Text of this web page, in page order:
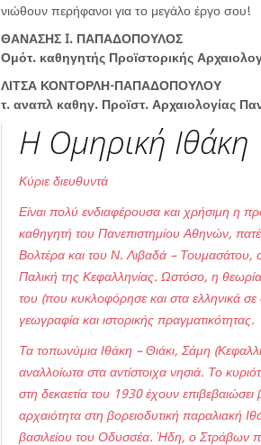
νιώθουν περήφανοι για το μεγάλο έργο σου!
ΘΑΝΑΣΗΣ I. ΠΑΠΑΔΟΠΟΥΛΟΣ
Ομότ. καθηγητής Προϊστορικής
ΛΙΤΣΑ ΚΟΝΤΟΡΛΗ-ΠΑΠΑΔΟΠΟΥΛΟΥ
τ. αναπλ καθηγ. Προϊστ. Αρχαιολογίας
Η Ομηρική Ιθάκη
Κύριε διευθυντά
Είναι πολύ ενδιαφέρουσα και χρήσιμη η
καθηγητή του Πανεπιστημίου Αθηνών,
Βολτέρα και του Ν. Λιβαδά – Τουμασάτου,
Παλική της Κεφαλληνίας. Ωστόσο, η
του (που κυκλοφόρησε και στα ελληνικά
γεωγραφία και ιστορικής πραγματικότητας.
Τα τοπωνύμια Ιθάκη – Θιάκι, Σάμη
αναλλοίωτα στα αντίστοιχα νησιά. Το
στη δεκαετία του 1930 έχουν
αρχαιότητα στη βορειοδυτική παραλιακή
βασιλείου του Οδυσσέα. Ήδη, ο Στράβων